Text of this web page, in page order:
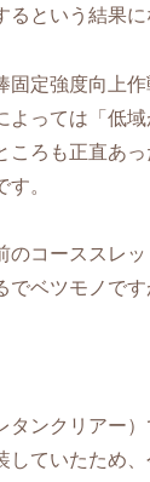
という結果に
固定強度向上
よっては「低
ころも正直あ
。
のコーススレ
ベツモノです
タンクリアー
していたため